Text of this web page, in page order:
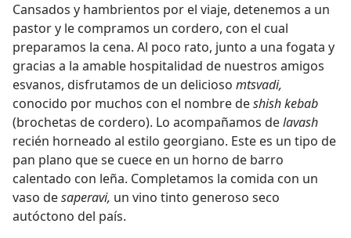
Cansados y hambrientos por el viaje, detenemos a un
pastor y le compramos un cordero, con el cual
preparamos la cena. Al poco rato, junto a una fogata y
gracias a la amable hospitalidad de nuestros amigos
esvanos, disfrutamos de un delicioso mtsvadi,
conocido por muchos con el nombre deshish kebab
(brochetas de cordero). Lo acompañamos delavash
recién horneado al estilo georgiano. Este es un tipo de
pan plano que se cuece en un horno de barro
calentado con leña. Completamos la comida con un
vaso desaperavi, un vino tinto generoso seco
autóctono del país.